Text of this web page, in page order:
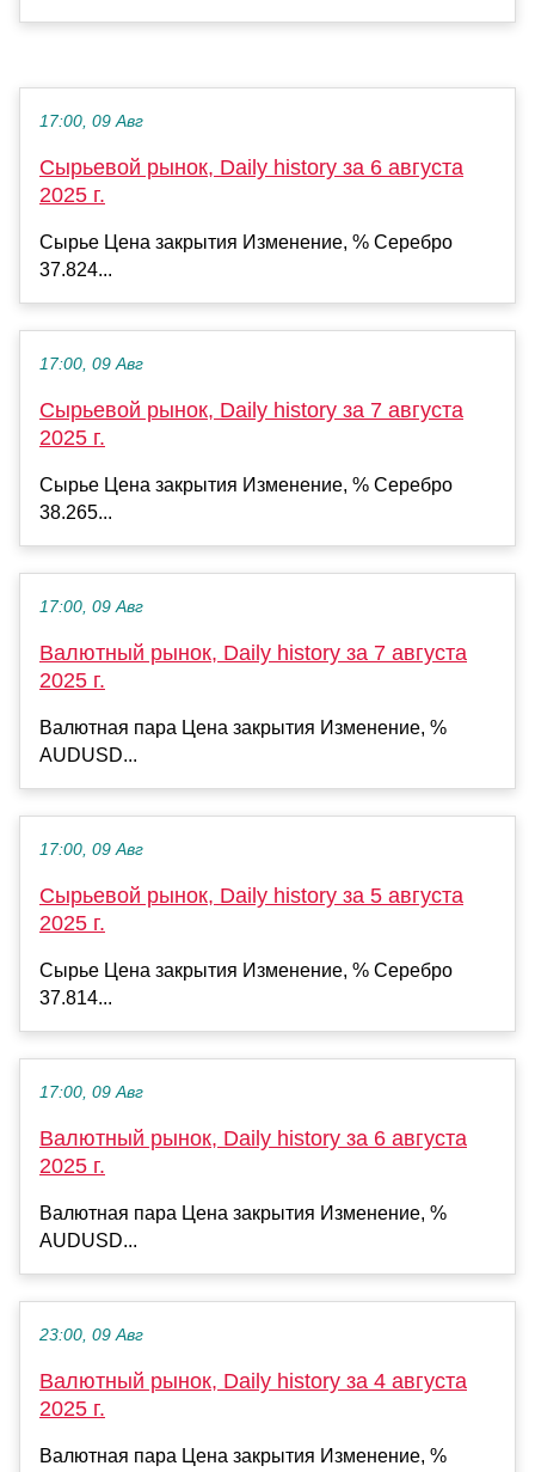
17:00, 09 Авг
Сырьевой рынок, Daily history за 6 августа
2025 г.
Сырье Цена закрытия Изменение, % Серебро
37.824...
17:00, 09 Авг
Сырьевой рынок, Daily history за 7 августа
2025 г.
Сырье Цена закрытия Изменение, % Серебро
38.265...
17:00, 09 Авг
Валютный рынок, Daily history за 7 августа
2025 г.
Валютная пара Цена закрытия Изменение, %
AUDUSD...
17:00, 09 Авг
Сырьевой рынок, Daily history за 5 августа
2025 г.
Сырье Цена закрытия Изменение, % Серебро
37.814...
17:00, 09 Авг
Валютный рынок, Daily history за 6 августа
2025 г.
Валютная пара Цена закрытия Изменение, %
AUDUSD...
23:00, 09 Авг
Валютный рынок, Daily history за 4 августа
2025 г.
Валютная пара Цена закрытия Изменение, %